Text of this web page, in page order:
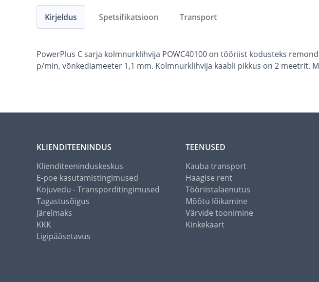
Kirjeldus
PowerPlus C sarja kolmnurklihvija POWC40100 on tööriist kodusteks
p/min, võnkediameeter 1,1 mm. Kolmnurklihvija kaabli pikkus on 2 meetrit.
Spetsifikatsioon Transport
KLIENDITEENINDUS
Klienditeeninduskeskus
E-poe kasutamistingimused
Kojuvedu - Transporditingimused
Tagastusõigus
Järelmaks
KKK
Ligipääsetavus
TEENUSED
Kauba transport
Haagise rent
Tööriistalaenutus
Mõõtu lõikamine
Värvide toonimine
Kinkekaart